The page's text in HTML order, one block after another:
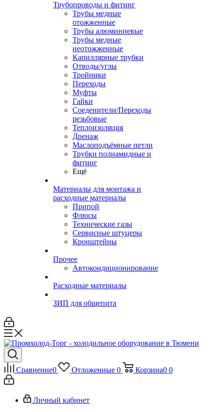
Трубопроводы и фитинг
Трубы медные
отожженные
Трубы алюминиевые
Трубы медные
неотожженные
Капиллярные трубки
Отводы/углы
Тройники
Переходы
Муфты
Гайки
Соеденители/Переходы
резьбовые
Теплоизоляция
Дренаж
Маслоподъёмные петли
Трубки полиамидные и
фитинг
Ещё
Материалы для монтажа и
расходные материалы
Припой
Флюсы
Технические газы
Сервисные штуцеры
Кронштейны
Прочее
Автокондиционирование
Расходные материалы
ЗИП для общепита
Сравнение0 Отложенные 0 Корзина0 0
Личный кабинет